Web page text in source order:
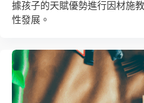
據孩子的天賦優勢進行因材施
性發展。